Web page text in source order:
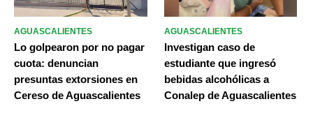
AGUASCALIENTES
Lo golpearon por no pagar
cuota: denuncian
presuntas extorsiones en
Cereso de Aguascalientes
AGUASCALIENTES
Investigan caso de
estudiante que ingresó
bebidas alcohólicas a
Conalep de Aguascalientes